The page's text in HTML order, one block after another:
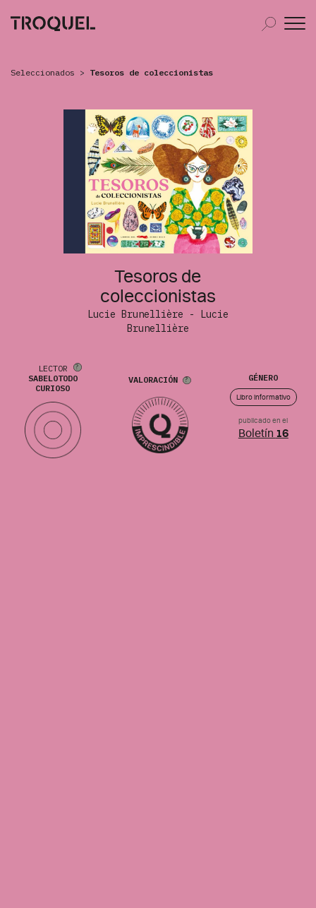
Seleccionados > Tesoros de coleccionistas
Tesoros de
coleccionistas
Lucie Brunellière - Lucie
Brunellière
LECTOR
SABELOTODO
CURIOSO
VALORACIÓN GÉNERO
Libro informativo
publicado en el
Boletín 16